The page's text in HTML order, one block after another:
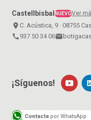
CastellbisbalNUEVOVer
place C. Acústica, 9 · 08755
call 937 50 34 06email
¡Síguenos!
Contacta por WhatsApp